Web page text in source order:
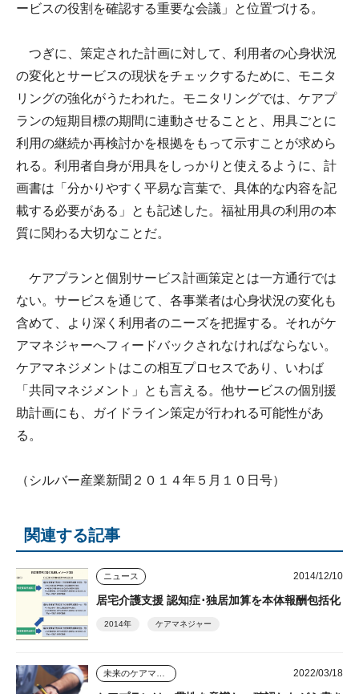
ービスの役割を確認する重要な会議」と位置づける。
つぎに、策定された計画に対して、利用者の心身状況
の変化とサービスの現状をチェックするために、モニタ
リングの強化がうたわれた。モニタリングでは、ケアプ
ランの短期目標の期間に連動させることと、用具ごとに
利用の継続か再検討かを根拠をもって示すことが求めら
れる。利用者自身が用具をしっかりと使えるように、計
画書は「分かりやすく平易な言葉で、具体的な内容を記
載する必要がある」とも記述した。福祉用具の利用の本
質に関わる大切なことだ。
ケアプランと個別サービス計画策定とは一方通行では
ない。サービスを通じて、各事業者は心身状況の変化も
含めて、より深く利用者のニーズを把握する。それがケ
アマネジャーへフィードバックされなければならない。
ケアマネジメントはこの相互プロセスであり、いわば
「共同マネジメント」とも言える。他サービスの個別援
助計画にも、ガイドライン策定が行われる可能性があ
る。
（シルバー産業新聞２０１４年５月１０日号）
関連する記事
ニュース 2014/12/10
居宅介護支援 認知症･独居加算を本体報酬包括化
2014年 ケアマネジャー
2022/03/18